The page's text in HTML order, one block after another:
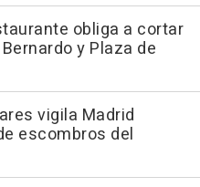
obliga a cortar
y Plaza de
vigila Madrid
escombros del